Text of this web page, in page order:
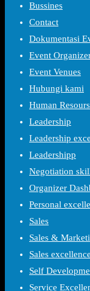
Bussines
Contact
Dokumentasi
Event
Event Venues
Hubungi kami
Human
Leadership
Leadership
Leadershipp
Negotiation
Organizer
Personal
Sales
Sales &
Sales excellence
Self
Service